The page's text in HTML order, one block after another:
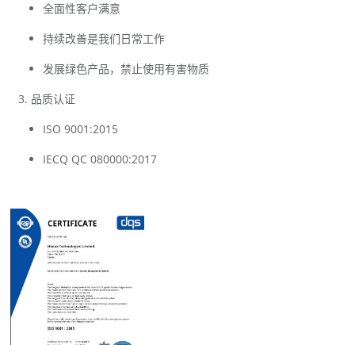
全面性客户满意
持续改善是我们日常工作
发展绿色产品，禁止使用有害物质
品质认证
ISO 9001:2015
IECQ QC 080000:2017